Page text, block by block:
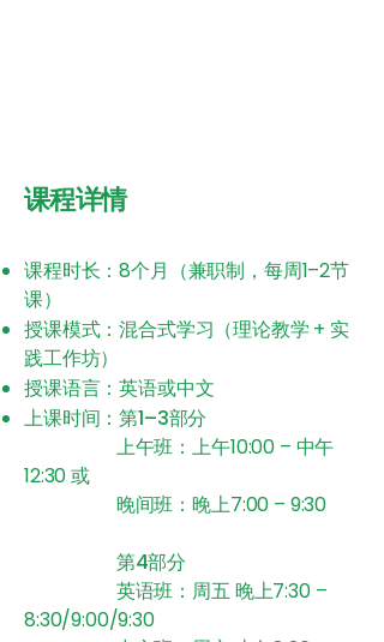
课程时长：8个月（兼职制，每周1–2节
课）
授课模式：混合式学习（理论教学 + 实
践工作坊）
授课语言：英语或中文
上课时间：第1–3部分
上午班：上午10:00 – 中午
12:30 或
晚间班：晚上7:00 – 9:30
第4部分
英语班：周五 晚上7:30 –
8:30/9:00/9:30
​课程详情